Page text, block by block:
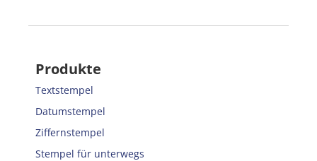
Produkte
Textstempel
Datumstempel
Ziffernstempel
Stempel für unterwegs